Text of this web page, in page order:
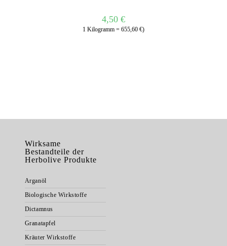
4,50 €
1 Kilogramm = 655,60 €)
Wirksame
Bestandteile der
Herbolive Produkte
Arganöl
Biologische Wirkstoffe
Dictamnus
Granatapfel
Kräuter Wirkstoffe